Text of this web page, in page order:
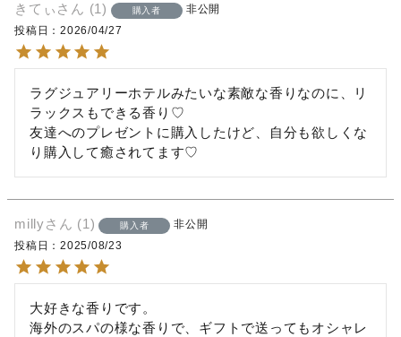
きてぃ 1 購入者
非公開
投稿日
2026/04/27
ラグジュアリーホテルみたいな素敵な香りなのに、リ
ラックスもできる香り♡
友達へのプレゼントに購入したけど、自分も欲しくな
り購入して癒されてます♡
milly 1 購入者
非公開
投稿日
2025/08/23
大好きな香りです。
海外のスパの様な香りで、ギフトで送ってもオシャレ